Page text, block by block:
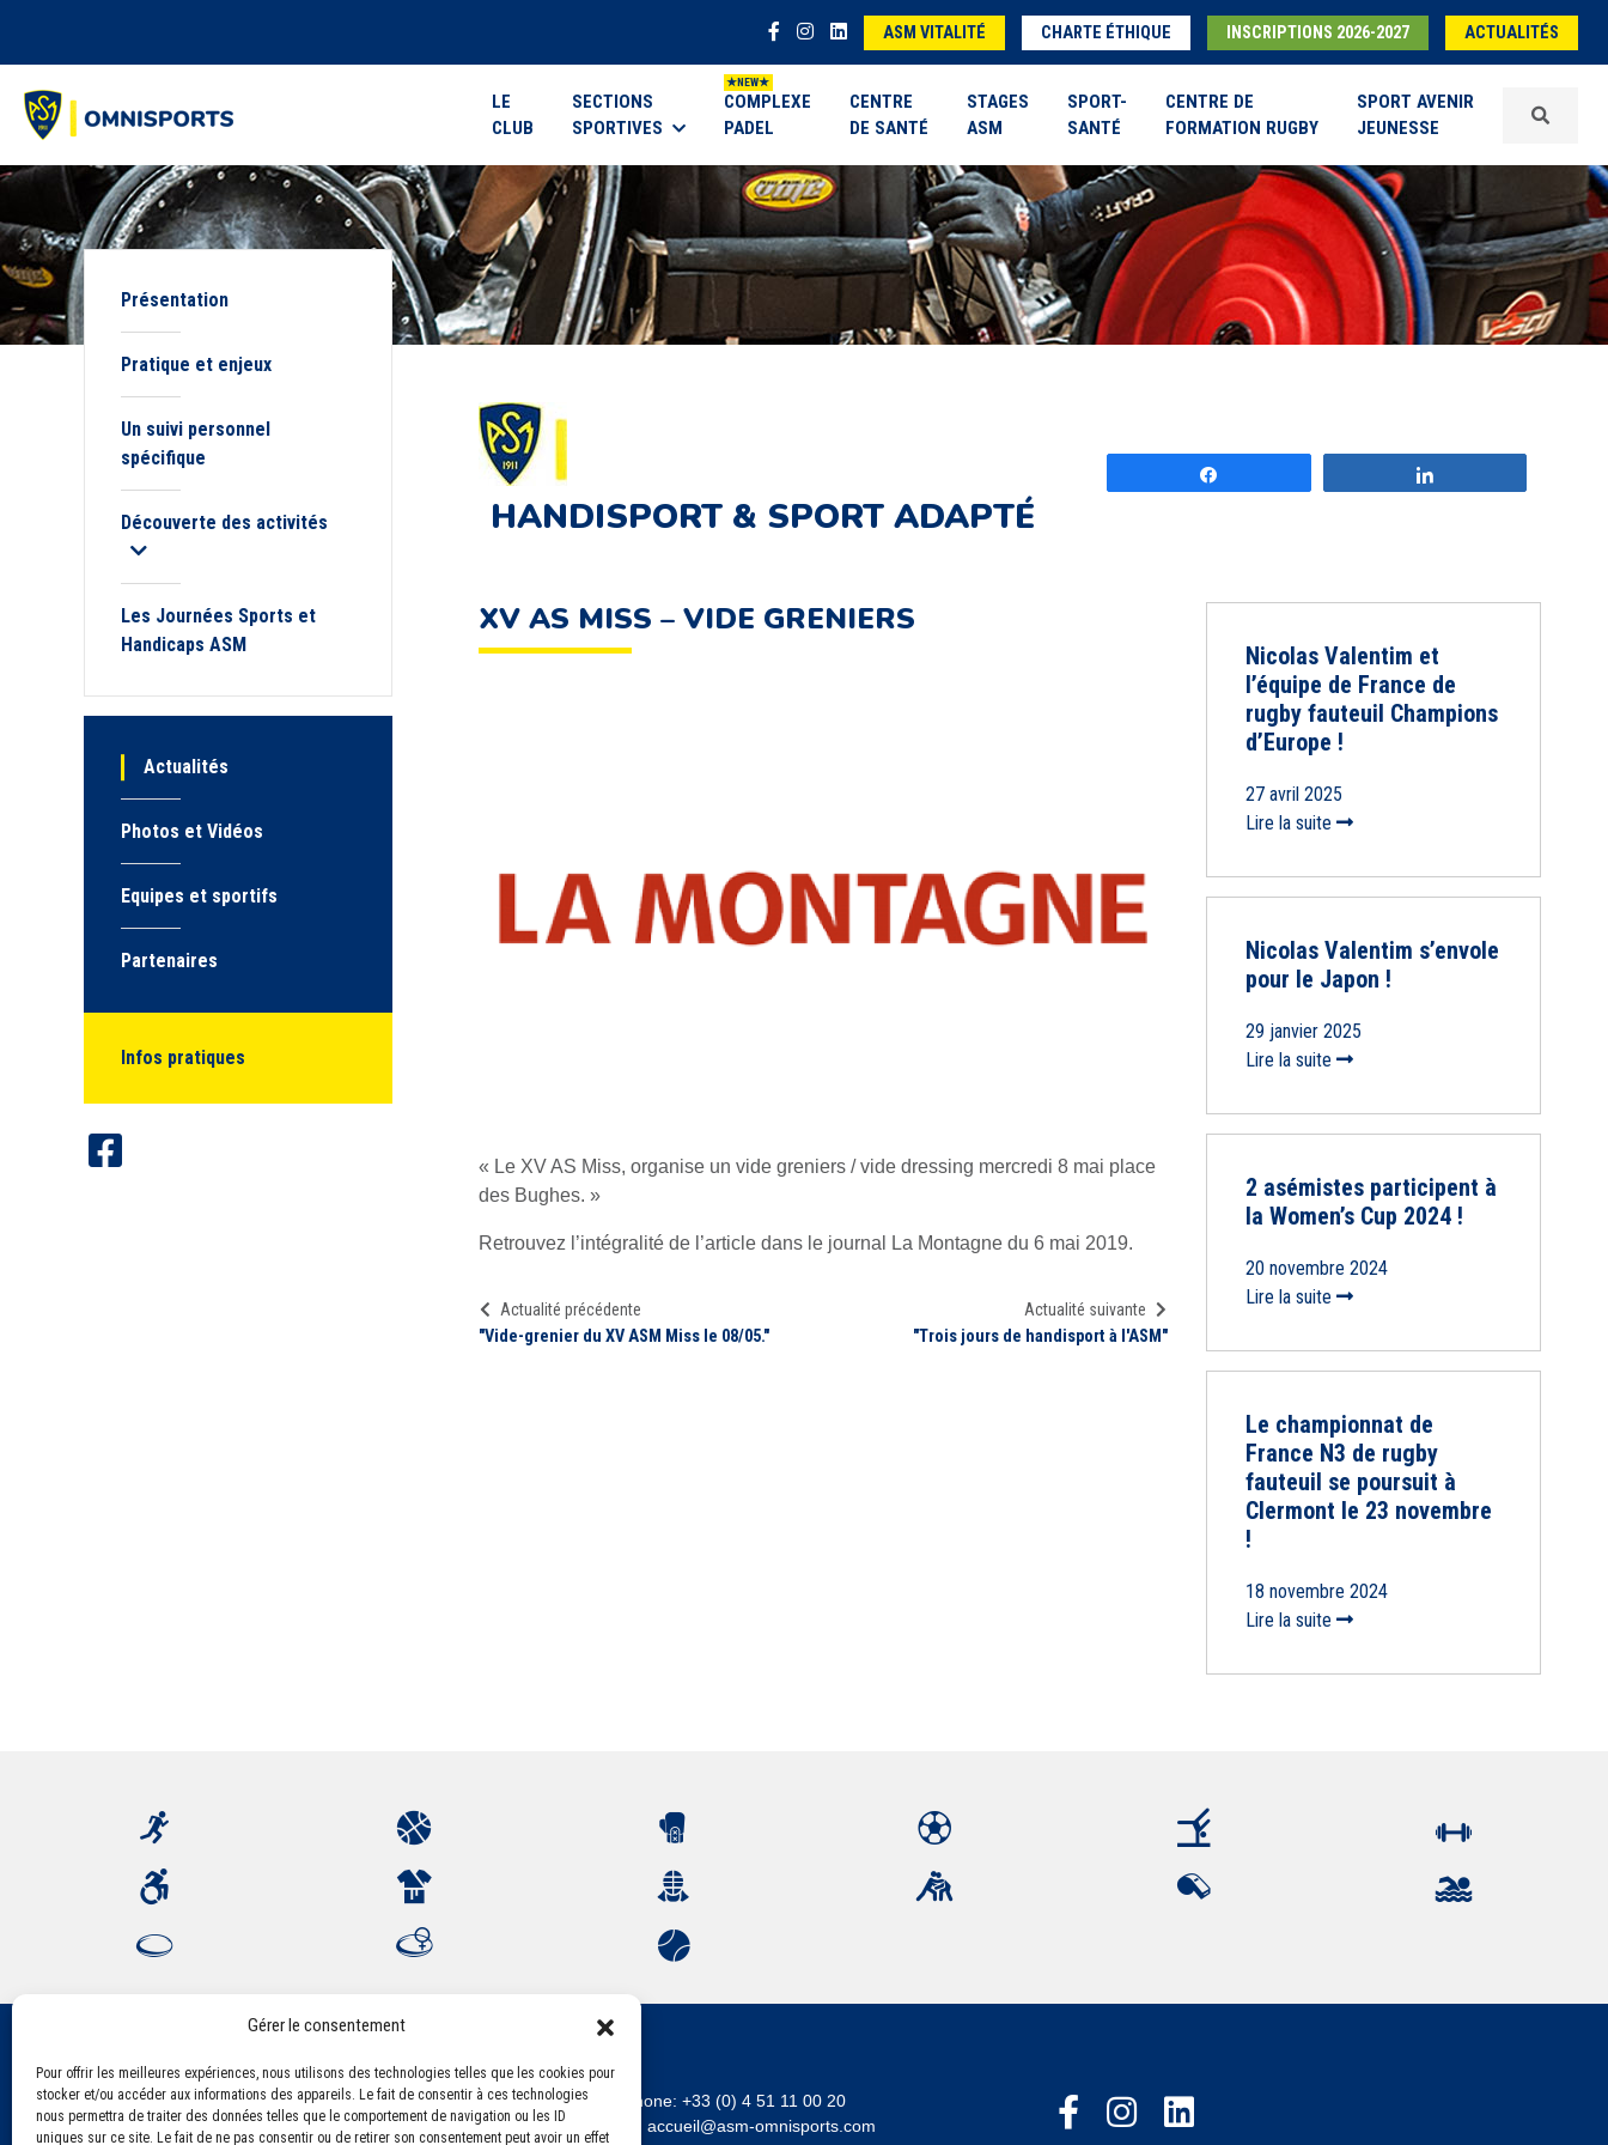
Gérer le consentement
Pour offrir les meilleures expériences, nous utilisons des technologies telles que les cookies pour
stocker et/ou accéder aux informations des appareils. Le fait de consentir à ces technologies
nous permettra de traiter des données telles que le comportement de navigation ou les ID
uniques sur ce site. Le fait de ne pas consentir ou de retirer son consentement peut avoir un effet
ASM VITALITÉ CHARTE ÉTHIQUE INSCRIPTIONS 2026-2027 ACTUALITÉS
LE
CLUB
SECTIONS
SPORTIVES
COMPLEXE
PADEL
CENTRE
DE SANTÉ
STAGES
ASM
SPORT-
SANTÉ
CENTRE DE
FORMATION RUGBY
SPORT AVENIR
JEUNESSE
Présentation
Pratique et enjeux
Un suivi personnel
spécifique
Découverte des activités
Les Journées Sports et
Handicaps ASM
Actualités
Photos et Vidéos
Equipes et sportifs
Partenaires
Infos pratiques
HANDISPORT & SPORT ADAPTÉ
XV AS MISS – VIDE GRENIERS
« Le XV AS Miss, organise un vide greniers / vide dressing mercredi 8 mai place
des Bughes. »
Retrouvez l’intégralité de l’article dans le journal La Montagne du 6 mai 2019.
Actualité précédente
"Vide-grenier du XV ASM Miss le 08/05."
Actualité suivante
"Trois jours de handisport à l'ASM"
Nicolas Valentim et
l’équipe de France de
rugby fauteuil Champions
d’Europe !
27 avril 2025
Lire la suite
Nicolas Valentim s’envole
pour le Japon !
29 janvier 2025
Lire la suite
2 asémistes participent à
la Women’s Cup 2024 !
20 novembre 2024
Lire la suite
Le championnat de
France N3 de rugby
fauteuil se poursuit à
Clermont le 23 novembre
!
18 novembre 2024
Lire la suite
Association Sportive Montferrandaise
84, boulevard Léon Jouhaux
CS 80221 - 63021 Clermont-Ferrand Cedex 2
Téléphone: +33 (0) 4 51 11 00 20
accueil@asm-omnisports.com